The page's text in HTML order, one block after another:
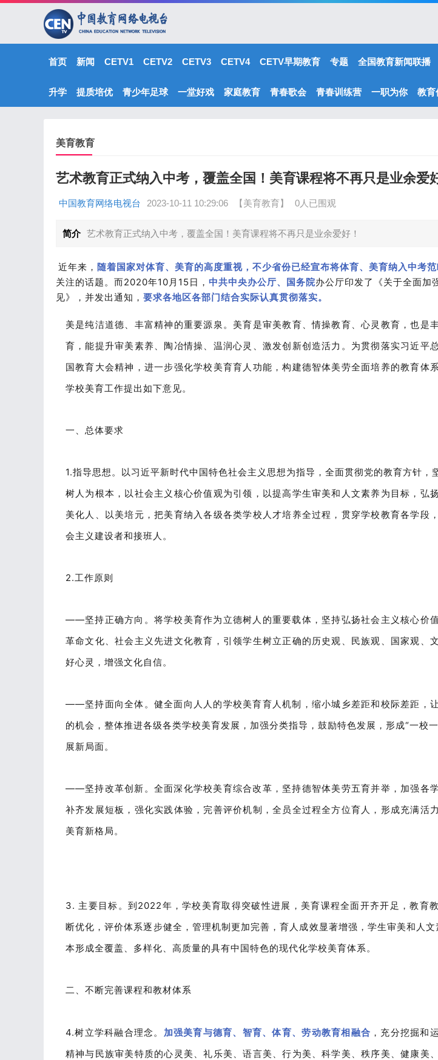
首页 新闻 CETV1 CETV2 CETV3 CETV4 CETV早期教育 专题 全国教育新闻联播
升学 提质培优 青少年足球 一堂好戏 家庭教育 青春歌会 青春训练营 一职为你 教育
美育教育
艺术教育正式纳入中考，覆盖全国！美育课程将不再只是业余爱
中国教育网络电视台 2023-10-11 10:29:06 【美育教育】 0人已围观
简介 艺术教育正式纳入中考，覆盖全国！美育课程将不再只是业余爱好！
近年来， 随着国家对体育、美育的高度重视，不少省份已经宣布将体育、美育纳入中考范
关注的话题。而2020年10月15日， 中共中央办公厅、国务院办公厅印发了《关于全面加
见》，并发出通知， 要求各地区各部门结合实际认真贯彻落实。
美是纯洁道德、丰富精神的重要源泉。美育是审美教育、情操教育、心灵教育，也是
育，能提升审美素养、陶冶情操、温润心灵、激发创新创造活力。为贯彻落实习近平
国教育大会精神，进一步强化学校美育育人功能，构建德智体美劳全面培养的教育体
学校美育工作提出如下意见。
一、总体要求
1.指导思想。以习近平新时代中国特色社会主义思想为指导，全面贯彻党的教育方针，
树人为根本，以社会主义核心价值观为引领，以提高学生审美和人文素养为目标，弘
美化人、以美培元，把美育纳入各级各类学校人才培养全过程，贯穿学校教育各学段
会主义建设者和接班人。
2.工作原则
——坚持正确方向。将学校美育作为立德树人的重要载体，坚持弘扬社会主义核心价
革命文化、社会主义先进文化教育，引领学生树立正确的历史观、民族观、国家观、
好心灵，增强文化自信。
——坚持面向全体。健全面向人人的学校美育育人机制，缩小城乡差距和校际差距，
的机会，整体推进各级各类学校美育发展，加强分类指导，鼓励特色发展，形成“一校
展新局面。
——坚持改革创新。全面深化学校美育综合改革，坚持德智体美劳五育并举，加强各
补齐发展短板，强化实践体验，完善评价机制，全员全过程全方位育人，形成充满活
美育新格局。
3. 主要目标。到2022年，学校美育取得突破性进展，美育课程全面开齐开足，教育
断优化，评价体系逐步健全，管理机制更加完善，育人成效显著增强，学生审美和人
本形成全覆盖、多样化、高质量的具有中国特色的现代化学校美育体系。
二、不断完善课程和教材体系
4.树立学科融合理念。 加强美育与德育、智育、体育、劳动教育相融合 ，充分挖掘和
精神与民族审美特质的心灵美、礼乐美、语言美、行为美、科学美、秩序美、健康美